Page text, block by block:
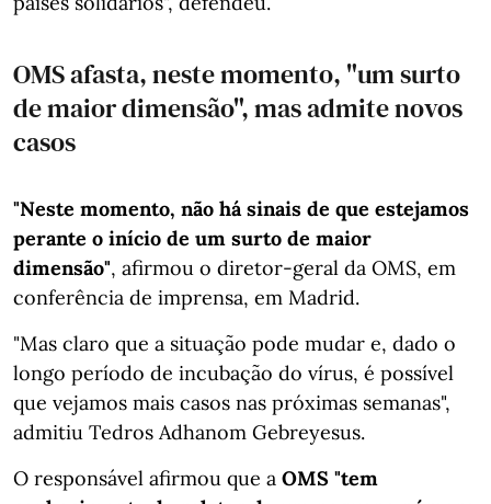
OMS afasta, neste momento, "um surto
de maior dimensão", mas admite novos
casos
"Neste momento, não há sinais de que estejamos
perante o início de um surto de maior
dimensão", afirmou o diretor-geral da OMS, em
conferência de imprensa, em Madrid.
"Mas claro que a situação pode mudar e, dado o
longo período de incubação do vírus, é possível
que vejamos mais casos nas próximas semanas",
admitiu Tedros Adhanom Gebreyesus.
O responsável afirmou que a OMS "tem